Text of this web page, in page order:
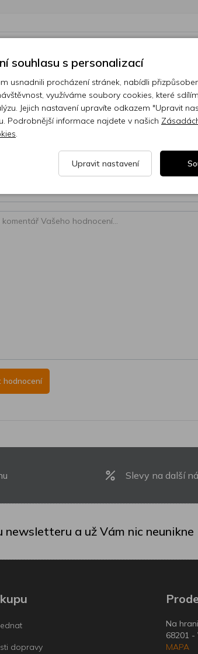
vlastní hodnocení
hodnocení
Slevy na další
a už Vám nic neunikne
dopravy
Na
68201 -
MAPA
souhlasu s personalizací
usnadnili procházení stránek, nabídli
využíváme soubory cookies, které
Jejich nastavení upravíte odkazem "Upravit
Podrobnější informace najdete v našich
.
Upravit nastavení